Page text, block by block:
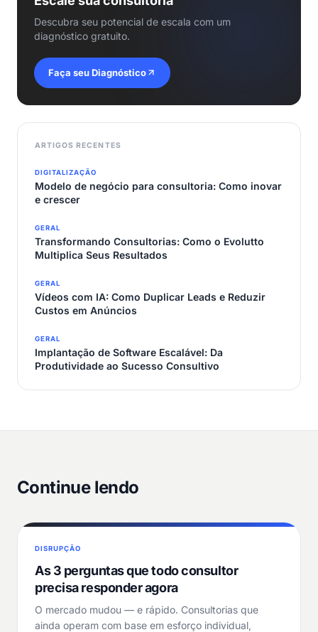
Descubra seu potencial de escala com um
diagnóstico gratuito.
Faça seu Diagnóstico
ARTIGOS RECENTES
DIGITALIZAÇÃO
Modelo de negócio para consultoria: Como inovar
e crescer
GERAL
Transformando Consultorias: Como o Evolutto
Multiplica Seus Resultados
GERAL
Vídeos com IA: Como Duplicar Leads e Reduzir
Custos em Anúncios
GERAL
Implantação de Software Escalável: Da
Produtividade ao Sucesso Consultivo
Continue lendo
DISRUPÇÃO
As 3 perguntas que todo consultor
precisa responder agora
O mercado mudou — e rápido. Consultorias que
ainda operam com base em esforço individual,